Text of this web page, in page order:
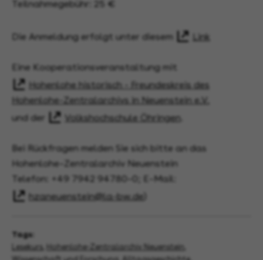
Teilnahmegebühr: 25 €
Die Anmeldung erfolgt unter diesem Link
Eine Kooperationsveranstaltung mit
Hohenlohe historisch - Freundeskreis des
Hohenlohe-Zentralarchivs in Neuenstein e.V.
und der
Volkshochschule Öhringen.
Bei Rückfragen melden Sie sich bitte an das
Hohenlohe–Zentralarchiv Neuenstein
Telefon: +49 7942 94780–0; E–Mail:
hzaneuenstein@la-bw.de
Tags:
Lesekurs, Hohenlohe-Zentralarchiv Neuenstein